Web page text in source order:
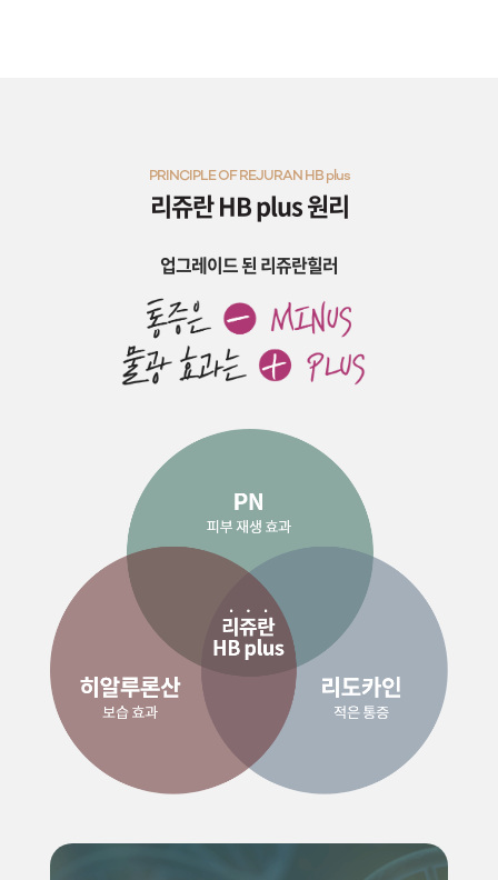
리쥬란 HB plus 원리
PRINCIPLE OF REJURAN HB plus
업그레이드 된 리쥬란힐러